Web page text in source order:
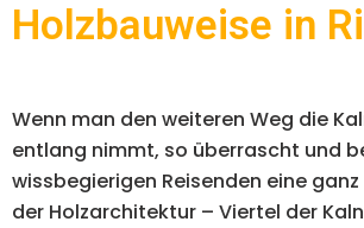
Holzbauweise in
Wenn man den weiteren Weg die
entlang nimmt, so überrascht und
wissbegierigen Reisenden eine
der Holzarchitektur – Viertel der